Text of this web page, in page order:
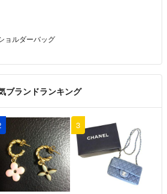
ョルダーバッグ
ブランドランキング
3